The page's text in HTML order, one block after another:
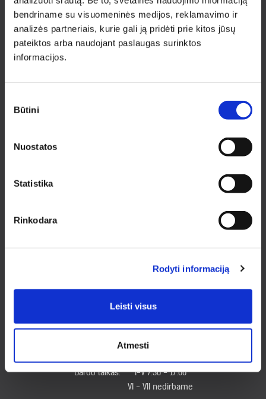
bendriname su visuomeninės medijos, reklamavimo ir
analizės partneriais, kurie gali ją pridėti prie kitos jūsų
pateiktos arba naudojant paslaugas surinktos
informacijos.
pasirinkimas
Būtini
Nuostatos
Statistika
Rinkodara
Rodyti informaciją
Leisti visus
Atmesti
PRENUMERUOTI
VII nedirbame
KONTAKTAI KLAIPĖDOJE
Minijos g. 179, Klaipėda
+370 620 49931
Darbo laikas:
I-V 7:30 - 17:00
VI - VII nedirbame